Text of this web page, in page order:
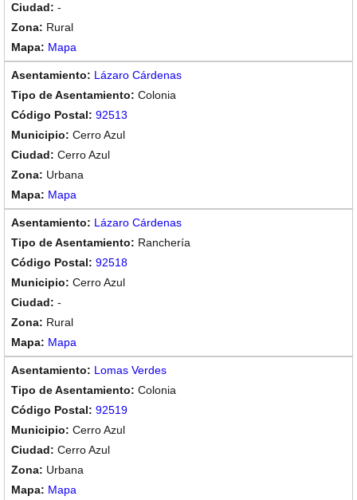
-
Rural
Mapa
Lázaro Cárdenas
Colonia
92513
Cerro Azul
Cerro Azul
Urbana
Mapa
Lázaro Cárdenas
Ranchería
92518
Cerro Azul
-
Rural
Mapa
Lomas Verdes
Colonia
92519
Cerro Azul
Cerro Azul
Urbana
Mapa